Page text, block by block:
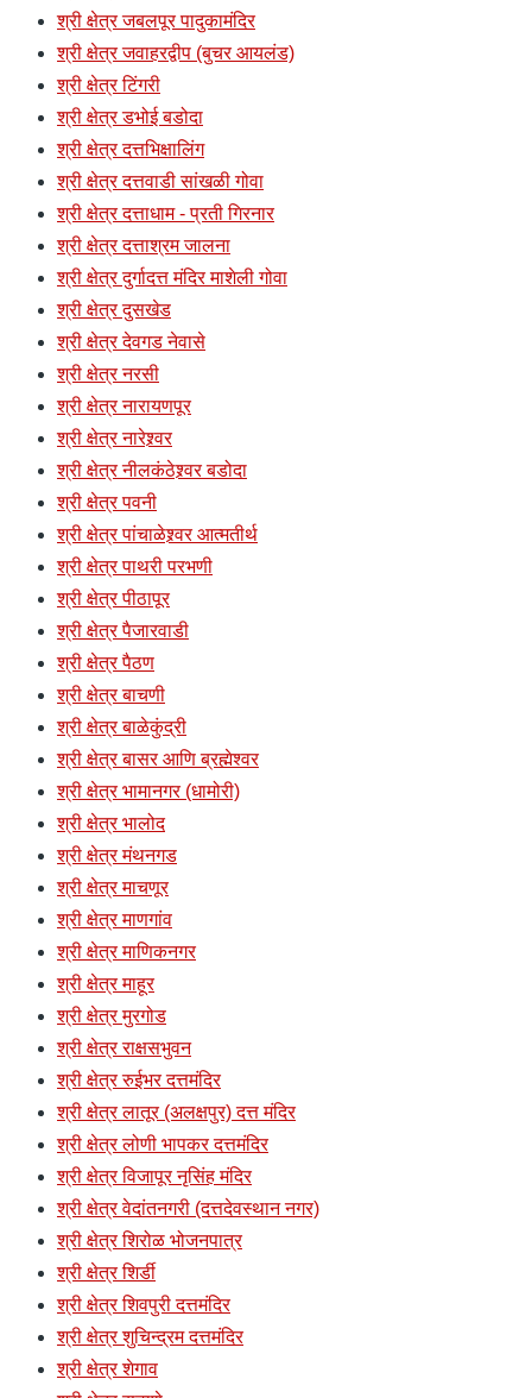
श्री क्षेत्र जबलपूर पादुकामंदिर
श्री क्षेत्र जवाहरद्वीप (बुचर आयलंड)
श्री क्षेत्र टिंगरी
श्री क्षेत्र डभोई बडोदा
श्री क्षेत्र दत्तभिक्षालिंग
श्री क्षेत्र दत्तवाडी सांखळी गोवा
श्री क्षेत्र दत्ताधाम - प्रती गिरनार
श्री क्षेत्र दत्ताश्रम जालना
श्री क्षेत्र दुर्गादत्त मंदिर माशेली गोवा
श्री क्षेत्र दुसखेड
श्री क्षेत्र देवगड नेवासे
श्री क्षेत्र नरसी
श्री क्षेत्र नारायणपूर
श्री क्षेत्र नारेश्र्वर
श्री क्षेत्र नीलकंठेश्र्वर बडोदा
श्री क्षेत्र पवनी
श्री क्षेत्र पांचाळेश्र्वर आत्मतीर्थ
श्री क्षेत्र पाथरी परभणी
श्री क्षेत्र पीठापूर
श्री क्षेत्र पैजारवाडी
श्री क्षेत्र पैठण
श्री क्षेत्र बाचणी
श्री क्षेत्र बाळेकुंद्री
श्री क्षेत्र बासर आणि ब्रह्मेश्वर
श्री क्षेत्र भामानगर (धामोरी)
श्री क्षेत्र भालोद
श्री क्षेत्र मंथनगड
श्री क्षेत्र माचणूर
श्री क्षेत्र माणगांव
श्री क्षेत्र माणिकनगर
श्री क्षेत्र माहूर
श्री क्षेत्र मुरगोड
श्री क्षेत्र राक्षसभुवन
श्री क्षेत्र रुईभर दत्तमंदिर
श्री क्षेत्र लातूर (अलक्षपुर) दत्त मंदिर
श्री क्षेत्र लोणी भापकर दत्तमंदिर
श्री क्षेत्र विजापूर नृसिंह मंदिर
श्री क्षेत्र वेदांतनगरी (दत्तदेवस्थान नगर)
श्री क्षेत्र शिरोळ भोजनपात्र
श्री क्षेत्र शिर्डी
श्री क्षेत्र शिवपुरी दत्तमंदिर
श्री क्षेत्र शुचिन्द्रम दत्तमंदिर
श्री क्षेत्र शेगाव